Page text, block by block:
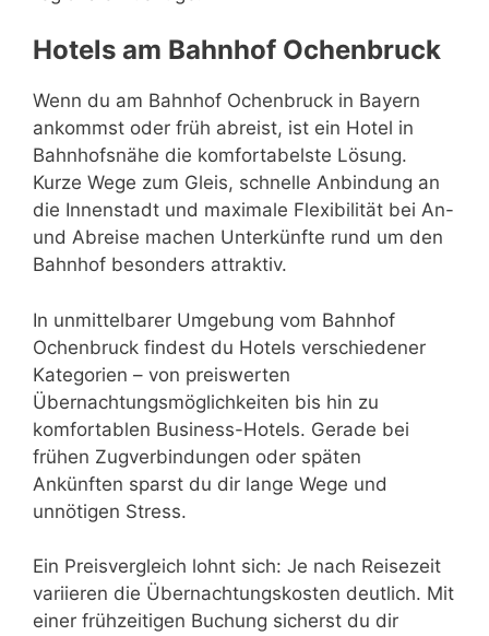
Hotels am Bahnhof Ochenbruck
Wenn du am Bahnhof Ochenbruck in Bayern
ankommst oder früh abreist, ist ein Hotel in
Bahnhofsnähe die komfortabelste Lösung.
Kurze Wege zum Gleis, schnelle Anbindung an
die Innenstadt und maximale Flexibilität bei An-
und Abreise machen Unterkünfte rund um den
Bahnhof besonders attraktiv.
In unmittelbarer Umgebung vom Bahnhof
Ochenbruck findest du Hotels verschiedener
Kategorien – von preiswerten
Übernachtungsmöglichkeiten bis hin zu
komfortablen Business-Hotels. Gerade bei
frühen Zugverbindungen oder späten
Ankünften sparst du dir lange Wege und
unnötigen Stress.
Ein Preisvergleich lohnt sich: Je nach Reisezeit
variieren die Übernachtungskosten deutlich. Mit
einer frühzeitigen Buchung sicherst du dir